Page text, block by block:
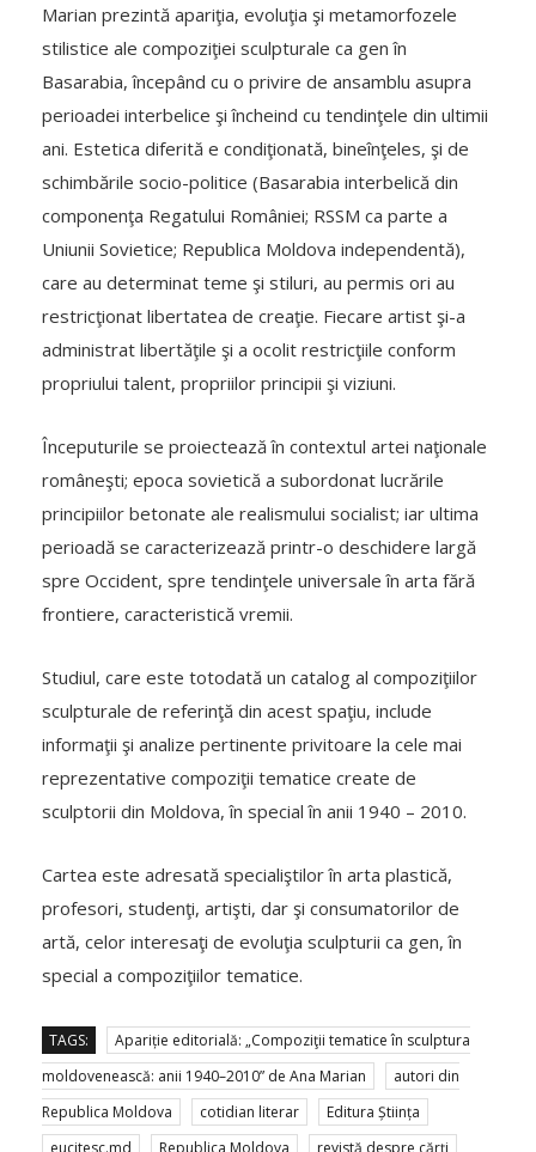
Marian prezintă apariţia, evoluţia şi metamorfozele
stilistice ale compoziţiei sculpturale ca gen în
Basarabia, începând cu o privire de ansamblu asupra
perioadei interbelice şi încheind cu tendinţele din ultimii
ani. Estetica diferită e condiţionată, bineînţeles, şi de
schimbările socio-politice (Basarabia interbelică din
componenţa Regatului României; RSSM ca parte a
Uniunii Sovietice; Republica Moldova independentă),
care au determinat teme şi stiluri, au permis ori au
restricţionat libertatea de creaţie. Fiecare artist şi-a
administrat libertăţile şi a ocolit restricţiile conform
propriului talent, propriilor principii şi viziuni.
Începuturile se proiectează în contextul artei naţionale
româneşti; epoca sovietică a subordonat lucrările
principiilor betonate ale realismului socialist; iar ultima
perioadă se caracterizează printr-o deschidere largă
spre Occident, spre tendinţele universale în arta fără
frontiere, caracteristică vremii.
Studiul, care este totodată un catalog al compoziţiilor
sculpturale de referinţă din acest spaţiu, include
informaţii şi analize pertinente privitoare la cele mai
reprezentative compoziţii tematice create de
sculptorii din Moldova, în special în anii 1940 – 2010.
Cartea este adresată specialiştilor în arta plastică,
profesori, studenţi, artişti, dar şi consumatorilor de
artă, celor interesaţi de evoluţia sculpturii ca gen, în
special a compoziţiilor tematice.
TAGS:
Apariție editorială: „Compoziţii tematice în sculptura
moldovenească: anii 1940–2010” de Ana Marian
autori din
Republica Moldova
cotidian literar
Editura Știința
eucitesc.md
Republica Moldova revistă despre cărți